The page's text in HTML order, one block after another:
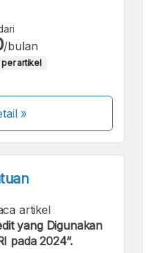
/bulan
artikel
»
artikel
yang Digunakan
pada 2024”.